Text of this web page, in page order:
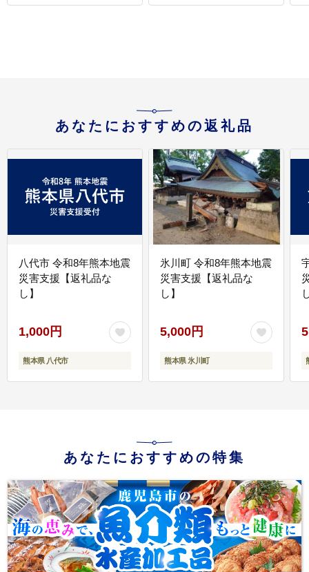
あなたにおすすめの返礼品
八代市 令和8年熊本地震
災害支援【返礼品な
し】
1,000円
熊本県 八代市
氷川町 令和8年熊本地震
災害支援【返礼品な
し】
5,000円
熊本県 氷川町
あなたにおすすめの特集